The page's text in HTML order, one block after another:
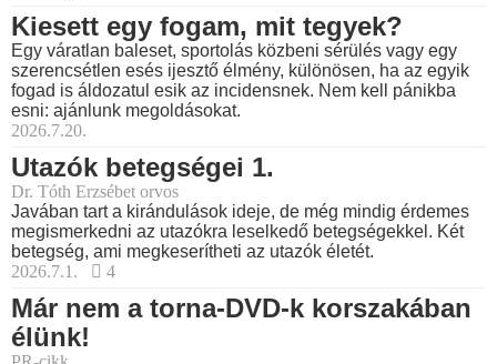
Kiesett egy fogam, mit tegyek?
Egy váratlan baleset, sportolás közbeni sérülés vagy egy
szerencsétlen esés ijesztő élmény, különösen, ha az egyik
fogad is áldozatul esik az incidensnek. Nem kell pánikba
esni: ajánlunk megoldásokat.
2026.7.20.
Utazók betegségei 1.
Dr. Tóth Erzsébet orvos
Javában tart a kirándulások ideje, de még mindig érdemes
megismerkedni az utazókra leselkedő betegségekkel. Két
betegség, ami megkeserítheti az utazók életét.
2026.7.1.
4
Már nem a torna-DVD-k korszakában
élünk!